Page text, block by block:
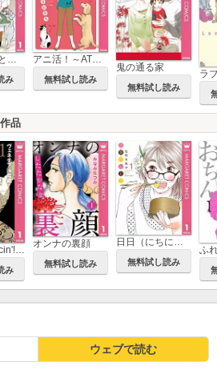
み 無料試し読み
鬼の通る家
無料試し読み
品
Do Da Dancin'! ヴェネチア国際編
み
オンナの裏顔
無料試し読み 無料試し読み
ふ
ウェブで読む